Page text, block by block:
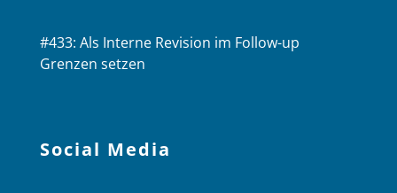
#433: Als Interne Revision im Follow-up
Grenzen setzen
Social Media